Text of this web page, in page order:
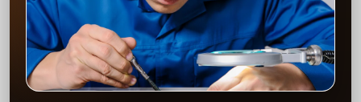
проверенные аналоги, чтобы ваша техника продолжала работать
без перебоев. Мастера обладают необходимым опытом для
выполнения даже самых сложных ремонтов, а замена
электросхемы проводится с соблюдением всех стандартов.